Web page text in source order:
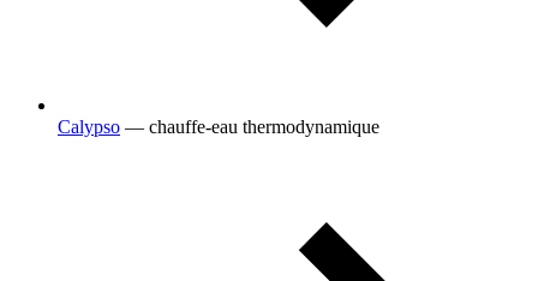
Calypso — chauffe-eau thermodynamique